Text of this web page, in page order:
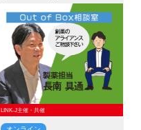
LINK-J主催・共催